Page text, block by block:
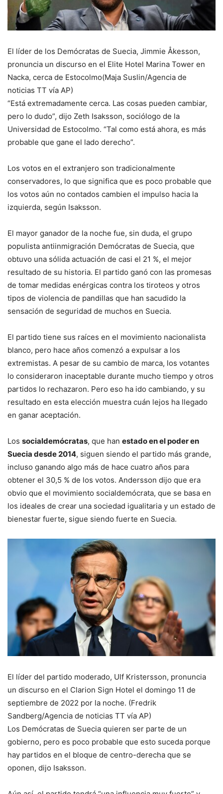
El líder de los Demócratas de Suecia, Jimmie Åkesson,
pronuncia un discurso en el Elite Hotel Marina Tower en
Nacka, cerca de Estocolmo(Maja Suslin/Agencia de
noticias TT vía AP)
“Está extremadamente cerca. Las cosas pueden cambiar,
pero lo dudo”, dijo Zeth Isaksson, sociólogo de la
Universidad de Estocolmo. “Tal como está ahora, es más
probable que gane el lado derecho”.
Los votos en el extranjero son tradicionalmente
conservadores, lo que significa que es poco probable que
los votos aún no contados cambien el impulso hacia la
izquierda, según Isaksson.
El mayor ganador de la noche fue, sin duda, el grupo
populista antiinmigración Demócratas de Suecia, que
obtuvo una sólida actuación de casi el 21 %, el mejor
resultado de su historia. El partido ganó con las promesas
de tomar medidas enérgicas contra los tiroteos y otros
tipos de violencia de pandillas que han sacudido la
sensación de seguridad de muchos en Suecia.
El partido tiene sus raíces en el movimiento nacionalista
blanco, pero hace años comenzó a expulsar a los
extremistas. A pesar de su cambio de marca, los votantes
lo consideraron inaceptable durante mucho tiempo y otros
partidos lo rechazaron. Pero eso ha ido cambiando, y su
resultado en esta elección muestra cuán lejos ha llegado
en ganar aceptación.
Los socialdemócratas, que han estado en el poder en
Suecia desde 2014, siguen siendo el partido más grande,
incluso ganando algo más de hace cuatro años para
obtener el 30,5 % de los votos. Andersson dijo que era
obvio que el movimiento socialdemócrata, que se basa en
los ideales de crear una sociedad igualitaria y un estado de
bienestar fuerte, sigue siendo fuerte en Suecia.
El líder del partido moderado, Ulf Kristersson, pronuncia
un discurso en el Clarion Sign Hotel el domingo 11 de
septiembre de 2022 por la noche. (Fredrik
Sandberg/Agencia de noticias TT vía AP)
Los Demócratas de Suecia quieren ser parte de un
gobierno, pero es poco probable que esto suceda porque
hay partidos en el bloque de centro-derecha que se
oponen, dijo Isaksson.